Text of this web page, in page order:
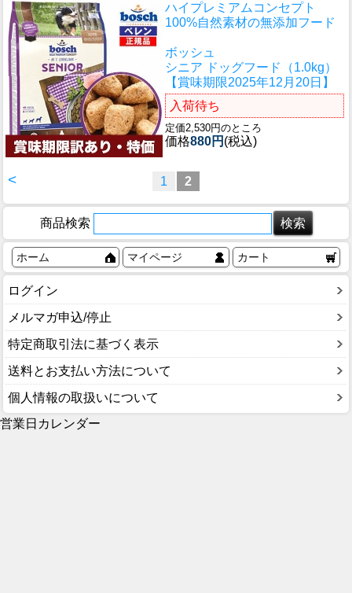
ハイプレミアムコンセプト
100%自然素材の無添加フード
ボッシュ
シニア ドッグフード（1.0kg）
【賞味期限2025年12月20日】
入荷待ち
定価2,530円のところ
価格880円 (税込)
< 1 2
商品検索
ホーム マイページ カート
ログイン
メルマガ申込/停止
特定商取引法に基づく表示
送料とお支払い方法について
個人情報の取扱いについて
営業日カレンダー